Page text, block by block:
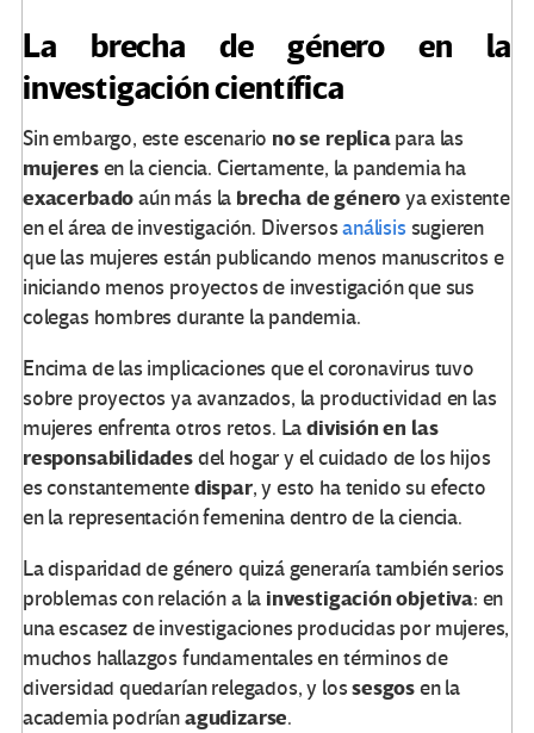
La brecha de género en la
investigación científica
Sin embargo, este escenario nose replicapara las
mujeresen la ciencia. Ciertamente, la pandemia ha
exacerbadoaún más la brechadegéneroya existente
en el área de investigación. Diversosanálisis sugieren
que las mujeres están publicando menos manuscritos e
iniciando menos proyectos de investigación que sus
colegas hombres durante la pandemia.
Encima de las implicaciones que el coronavirus tuvo
sobre proyectos ya avanzados, la productividad en las
mujeres enfrenta otros retos. Ladivisión en las
responsabilidadesdel hogar y el cuidado de los hijos
es constantementedispar, y esto ha tenido su efecto
en la representación femenina dentro de la ciencia.
La disparidad de género quizá generaría también serios
problemas con relación a la investigaciónobjetiva: en
una escasez de investigaciones producidas por mujeres,
muchos hallazgos fundamentales en términos de
diversidad quedarían relegados, y lossesgosen la
academia podríanagudizarse.